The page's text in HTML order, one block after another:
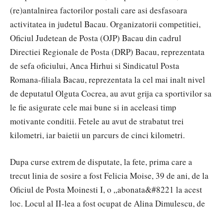
(re)antalnirea factorilor postali care asi desfasoara
activitatea in judetul Bacau. Organizatorii competitiei,
Oficiul Judetean de Posta (OJP) Bacau din cadrul
Directiei Regionale de Posta (DRP) Bacau, reprezentata
de sefa oficiului, Anca Hirhui si Sindicatul Posta
Romana-filiala Bacau, reprezentata la cel mai inalt nivel
de deputatul Olguta Cocrea, au avut grija ca sportivilor sa
le fie asigurate cele mai bune si in aceleasi timp
motivante conditii. Fetele au avut de strabatut trei
kilometri, iar baietii un parcurs de cinci kilometri.
Dupa curse extrem de disputate, la fete, prima care a
trecut linia de sosire a fost Felicia Moise, 39 de ani, de la
Oficiul de Posta Moinesti I, o „abonata&#8221 la acest
loc. Locul al II-lea a fost ocupat de Alina Dimulescu, de